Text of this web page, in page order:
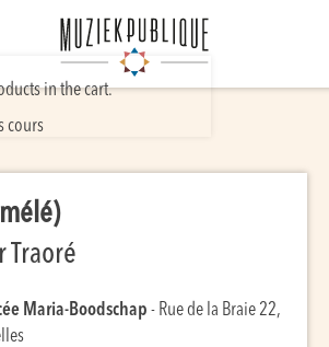
in the cart.
cours
Traoré
Maria-Boodschap - Rue de la Braie 22,